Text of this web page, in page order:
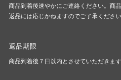
商品到着後速やかにご連絡ください。商
返品には応じかねますのでご了承ください
返品期限
商品到着後７日以内とさせていただきます